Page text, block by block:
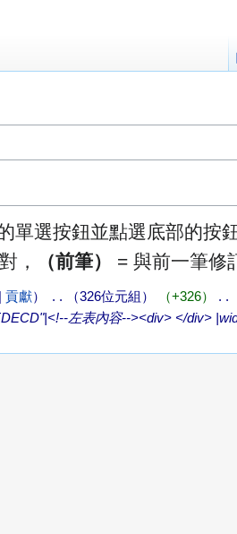
選按鈕並點選底部的按
， （前筆） = 與前一筆修
貢獻 326位元組 +326
左表內容--><div> </div>